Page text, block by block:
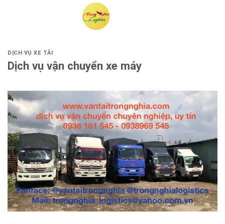
DỊCH VỤ XE TẢI
Dịch vụ vận chuyển xe máy